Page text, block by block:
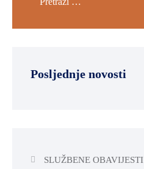
Posljednje novosti
SLUŽBENE OBAVIJESTI